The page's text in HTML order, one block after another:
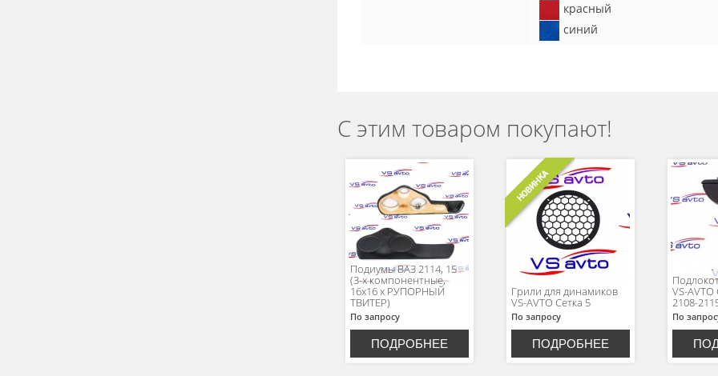
красный
синий
С этим товаром покупают!
Подиумы ВАЗ 2114, 15
(3-х компонентные,
16х16 х РУПОРНЫЙ
ТВИТЕР)
По запросу
ПОДРОБНЕЕ
Грили для динамиков
VS-AVTO Сетка 5
По запросу
ПОДРОБНЕЕ
VS-
2108-
По